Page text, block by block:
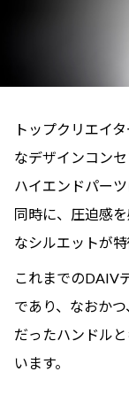
トップクリエイ
なデザインコン
ハイエンドパー
同時に、圧迫感
なシルエットが特
これまでのDAIV
であり、なおか
だったハンドル
います。